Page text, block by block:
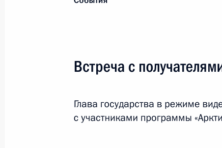
21 декабря 2023 года, 15:50
Встреча с
Глава государства в режиме
с участниками программы